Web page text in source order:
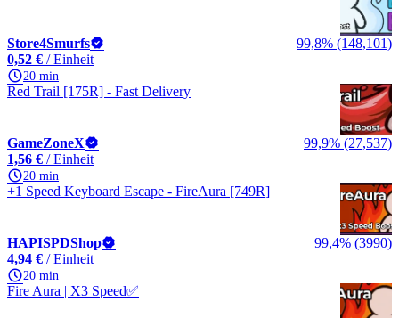
Store4Smurfs
99,8% (148,101)
0,52 € / Einheit
20 min
Red Trail [175R] - Fast Delivery
GameZoneX
99,9% (27,537)
1,56 € / Einheit
20 min
+1 Speed Keyboard Escape - FireAura [749R]
HAPISPDShop
99,4% (3990)
4,94 € / Einheit
20 min
Fire Aura | X3 Speed✅